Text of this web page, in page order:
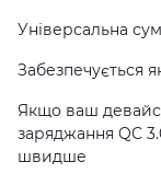
Універсальна
Забезпечується
Якщо ваш
заряджання QC
швидше